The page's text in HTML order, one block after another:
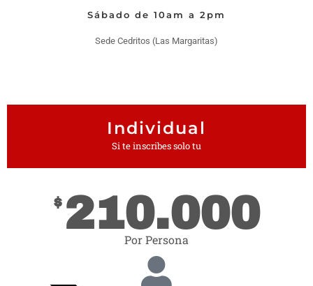
Sábado de 10am a 2pm
Sede Cedritos (Las Margaritas)
Individual
Si te inscribes solo tu
$ 210.000
Por Persona